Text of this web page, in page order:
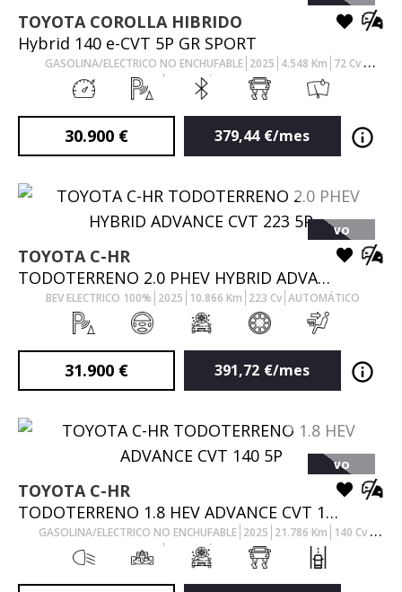
TOYOTA COROLLA HIBRIDO
Hybrid 140 e-CVT 5P GR SPORT
GASOLINA/ELECTRICO NO ENCHUFABLE 2025 4.548 Km 72Cv
AUTOMÁTICO
30.900 € 379,44 €/mes
VO
TOYOTA C-HR
TODOTERRENO 2.0 PHEV HYBRID ADVANCE CVT 223 5P
BEV ELECTRICO 100% 2025 10.866 Km 223 Cv AUTOMÁTICO
31.900 € 391,72 €/mes
VO
TOYOTA C-HR
TODOTERRENO 1.8 HEV ADVANCE CVT 140 5P
GASOLINA/ELECTRICO NO ENCHUFABLE 2025 21.786 Km 140 Cv
AUTOMÁTICO